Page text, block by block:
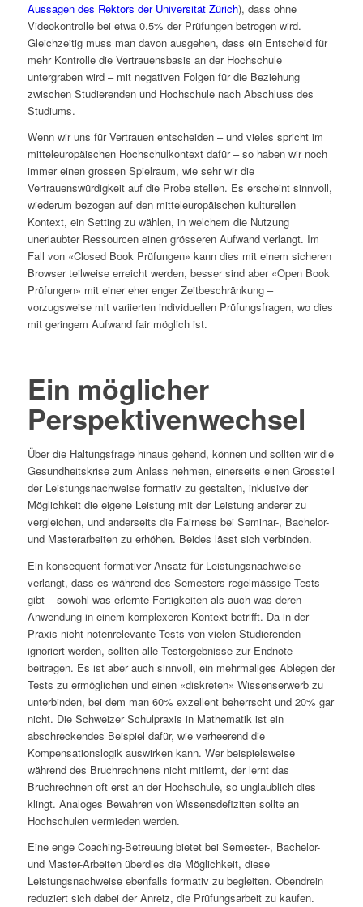
Aussagen des Rektors der Universität Zürich), dass ohne
Videokontrolle bei etwa 0.5% der Prüfungen betrogen wird.
Gleichzeitig muss man davon ausgehen, dass ein Entscheid für
mehr Kontrolle die Vertrauensbasis an der Hochschule
untergraben wird – mit negativen Folgen für die Beziehung
zwischen Studierenden und Hochschule nach Abschluss des
Studiums.
Wenn wir uns für Vertrauen entscheiden – und vieles spricht im
mitteleuropäischen Hochschulkontext dafür – so haben wir noch
immer einen grossen Spielraum, wie sehr wir die
Vertrauenswürdigkeit auf die Probe stellen. Es erscheint sinnvoll,
wiederum bezogen auf den mitteleuropäischen kulturellen
Kontext, ein Setting zu wählen, in welchem die Nutzung
unerlaubter Ressourcen einen grösseren Aufwand verlangt. Im
Fall von «Closed Book Prüfungen» kann dies mit einem sicheren
Browser teilweise erreicht werden, besser sind aber «Open Book
Prüfungen» mit einer eher enger Zeitbeschränkung –
vorzugsweise mit variierten individuellen Prüfungsfragen, wo dies
mit geringem Aufwand fair möglich ist.
Ein möglicher
Perspektivenwechsel
Über die Haltungsfrage hinaus gehend, können und sollten wir die
Gesundheitskrise zum Anlass nehmen, einerseits einen Grossteil
der Leistungsnachweise formativ zu gestalten, inklusive der
Möglichkeit die eigene Leistung mit der Leistung anderer zu
vergleichen, und anderseits die Fairness bei Seminar-, Bachelor-
und Masterarbeiten zu erhöhen. Beides lässt sich verbinden.
Ein konsequent formativer Ansatz für Leistungsnachweise
verlangt, dass es während des Semesters regelmässige Tests
gibt – sowohl was erlernte Fertigkeiten als auch was deren
Anwendung in einem komplexeren Kontext betrifft. Da in der
Praxis nicht-notenrelevante Tests von vielen Studierenden
ignoriert werden, sollten alle Testergebnisse zur Endnote
beitragen. Es ist aber auch sinnvoll, ein mehrmaliges Ablegen der
Tests zu ermöglichen und einen «diskreten» Wissenserwerb zu
unterbinden, bei dem man 60% exzellent beherrscht und 20% gar
nicht. Die Schweizer Schulpraxis in Mathematik ist ein
abschreckendes Beispiel dafür, wie verheerend die
Kompensationslogik auswirken kann. Wer beispielsweise
während des Bruchrechnens nicht mitlernt, der lernt das
Bruchrechnen oft erst an der Hochschule, so unglaublich dies
klingt. Analoges Bewahren von Wissensdefiziten sollte an
Hochschulen vermieden werden.
Eine enge Coaching-Betreuung bietet bei Semester-, Bachelor-
und Master-Arbeiten überdies die Möglichkeit, diese
Leistungsnachweise ebenfalls formativ zu begleiten. Obendrein
reduziert sich dabei der Anreiz, die Prüfungsarbeit zu kaufen.